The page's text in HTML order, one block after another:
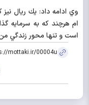
وي ادامه داد: يك ريال
ام هرچند كه به سرمايه
است و تنها محور زندگي
mottaki.ir/00004u